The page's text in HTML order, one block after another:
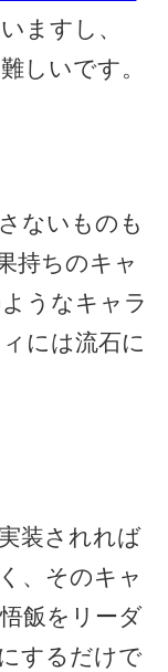
ますし、
しいです。
ないものも
持ちのキャ
うなキャラ
には流石に
装されれば
、そのキャ
飯をリーダ
するだけで